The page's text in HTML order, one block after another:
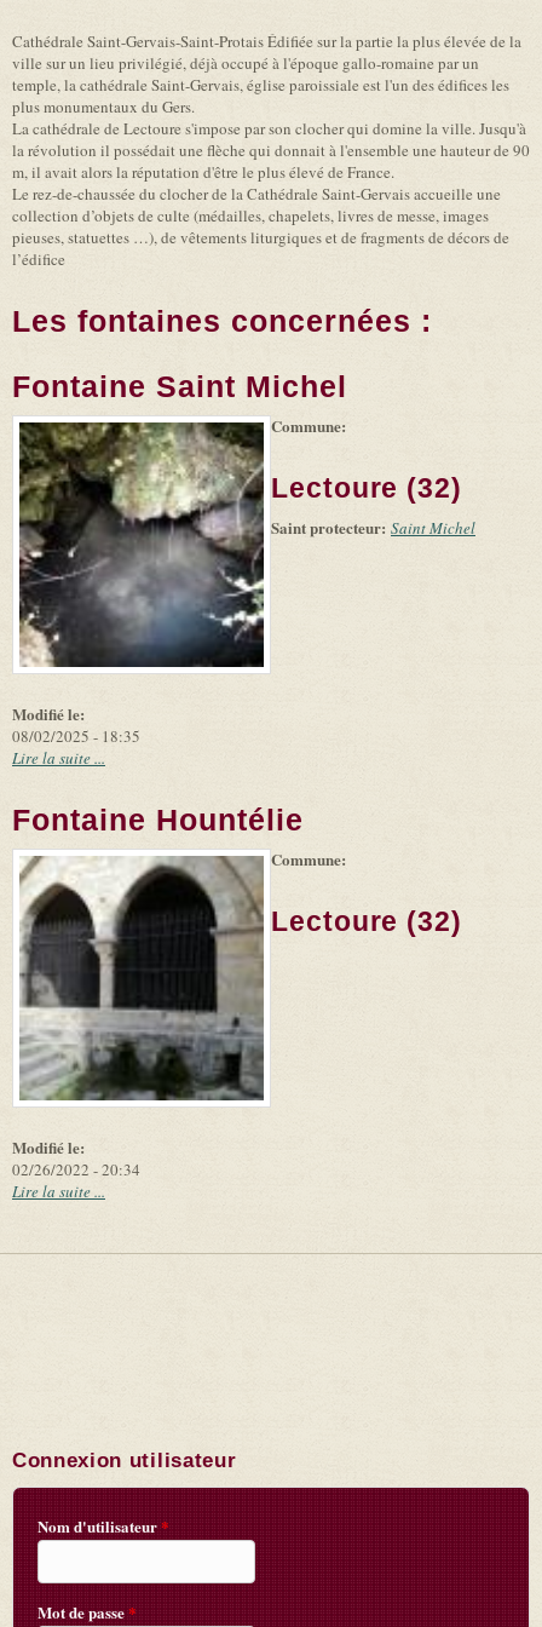
Cathédrale Saint-Gervais-Saint-Protais Édifiée sur la partie la plus élevée de la
ville sur un lieu privilégié, déjà occupé à l'époque gallo-romaine par un
temple, la cathédrale Saint-Gervais, église paroissiale est l'un des édifices les
plus monumentaux du Gers.
La cathédrale de Lectoure s'impose par son clocher qui domine la ville. Jusqu'à
la révolution il possédait une flèche qui donnait à l'ensemble une hauteur de 90
m, il avait alors la réputation d'être le plus élevé de France.
Le rez-de-chaussée du clocher de la Cathédrale Saint-Gervais accueille une
collection d’objets de culte (médailles, chapelets, livres de messe, images
pieuses, statuettes …), de vêtements liturgiques et de fragments de décors de
l’édifice
Les fontaines concernées :
Fontaine Saint Michel
-
Leaflet (link is
|
Tiles
(link is
external)
©
Microsoft
and
suppliers
Modifié le:
08/02/2025 - 18:35
Commune:
Lectoure (32)
Saint protecteur: Saint Michel
Lire la suite ...
Fontaine Hountélie
-
Leaflet (link is
|
Tiles
(link is
external)
©
Microsoft
and
suppliers
Modifié le:
02/26/2022 - 20:34
Commune:
Lectoure (32)
Lire la suite ...
Connexion utilisateur
Nom d'utilisateur*
Mot de passe*